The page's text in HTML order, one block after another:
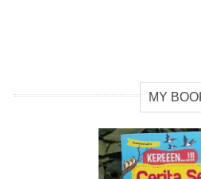
MY